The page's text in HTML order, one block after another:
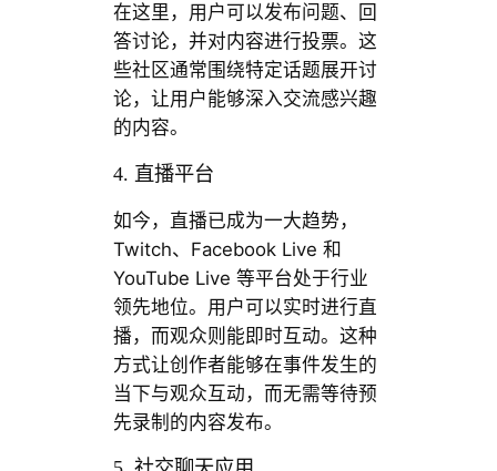
在这里，用户可以发布问题、回
答讨论，并对内容进行投票。这
些社区通常围绕特定话题展开讨
论，让用户能够深入交流感兴趣
的内容。
4. 直播平台
如今，直播已成为一大趋势，
Twitch、Facebook Live 和
YouTube Live 等平台处于行业
领先地位。用户可以实时进行直
播，而观众则能即时互动。这种
方式让创作者能够在事件发生的
当下与观众互动，而无需等待预
先录制的内容发布。